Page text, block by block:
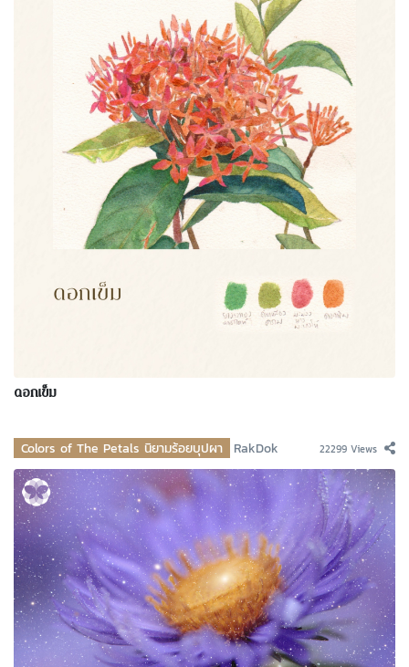
ดอกเข็ม
Colors of The Petals นิยามร้อยบุปผา RakDok 22299 Views